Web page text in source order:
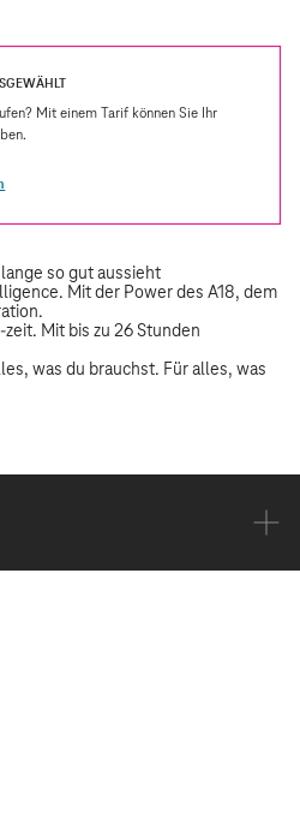
Mit einem Tarif können Sie Ihr